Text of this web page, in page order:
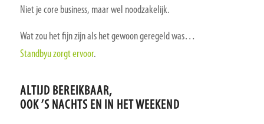
Niet je core business, maar wel noodzakelijk.
Wat zou het fijn zijn als het gewoon geregeld was…
Standbyu zorgt ervoor.
ALTIJD BEREIKBAAR,
OOK ’S NACHTS EN IN HET WEEKEND